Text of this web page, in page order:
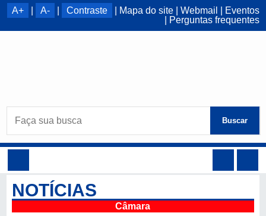
A+ A- Contraste Mapa do site| Webmail
Eventos
Perguntas frequentes
Buscar
NOTÍCIAS
Câmara